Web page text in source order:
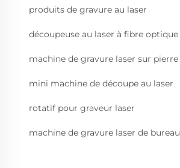
produits de gravure au laser
découpeuse au laser à fibre optique
machine de gravure laser sur pierre
mini machine de découpe au laser
rotatif pour graveur laser
machine de gravure laser de bureau